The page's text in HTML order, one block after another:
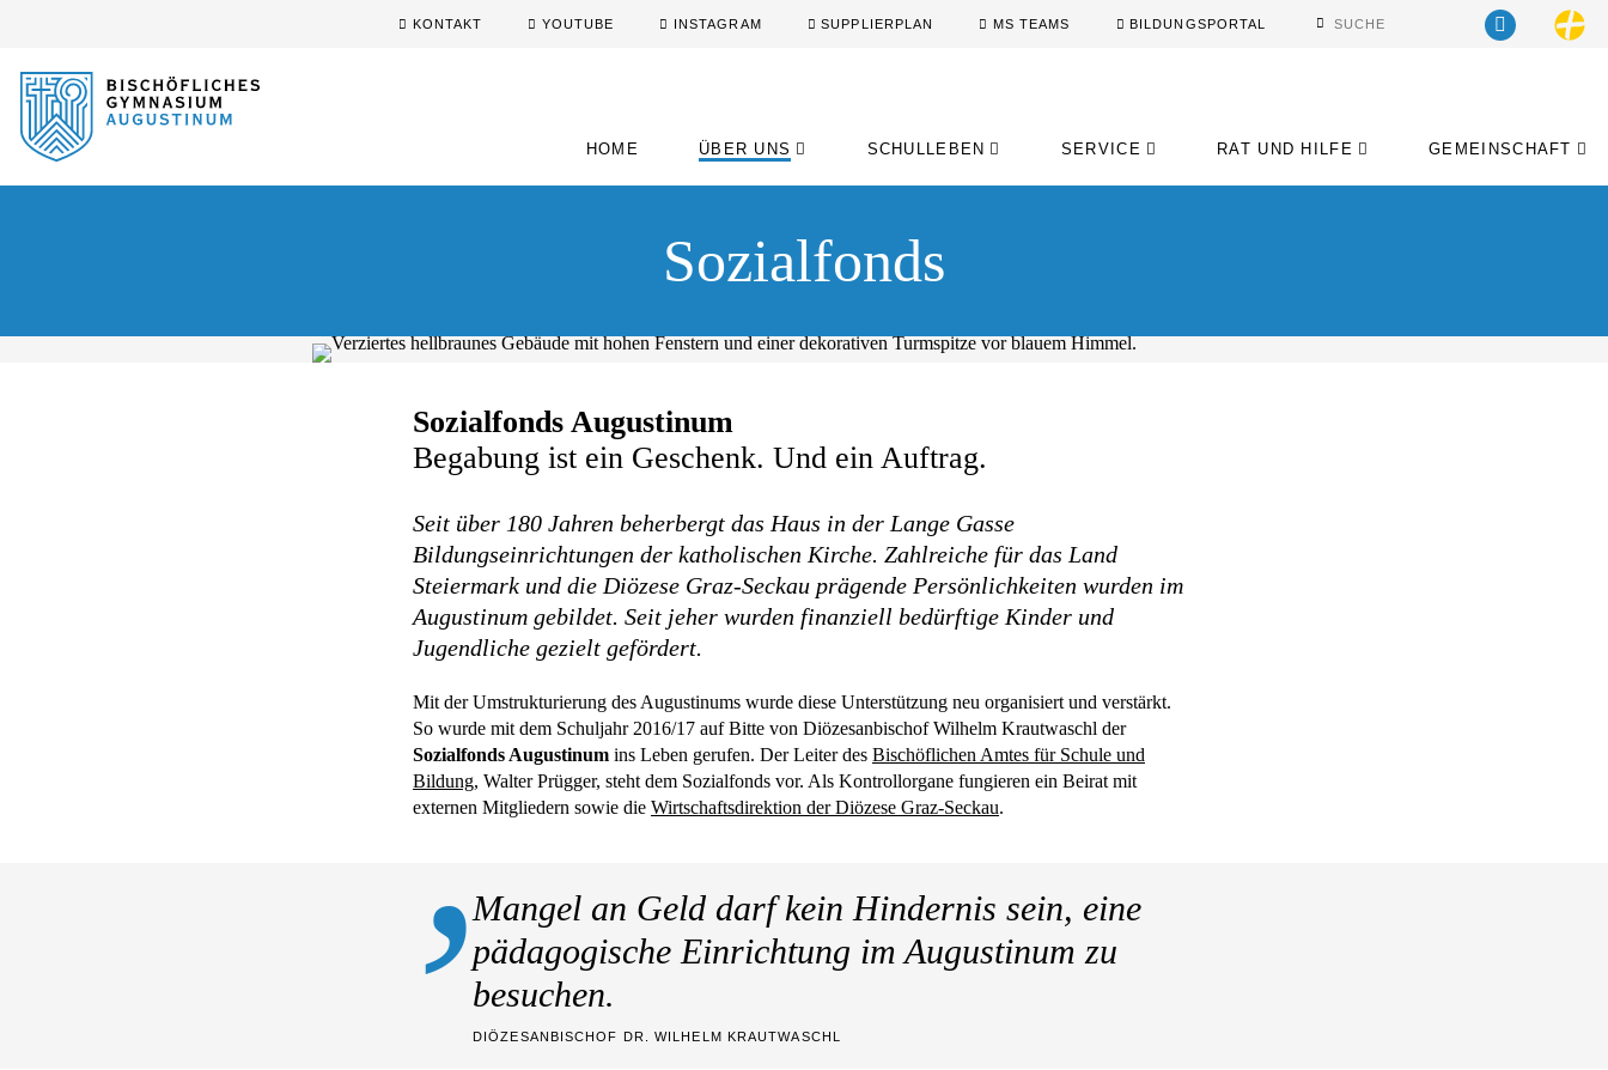
KONTAKT YOUTUBE INSTAGRAM SUPPLIERPLAN MS TEAMS BILDUNGSPORTAL
HOME ÜBER UNS SCHULLEBEN SERVICE RAT UND HILFE GEMEINSCHAFT
Sozialfonds
Sozialfonds Augustinum
Begabung ist ein Geschenk. Und ein Auftrag.
Seit über 180 Jahren beherbergt das Haus in der Lange Gasse
Bildungseinrichtungen der katholischen Kirche. Zahlreiche für das Land
Steiermark und die Diözese Graz-Seckau prägende Persönlichkeiten wurden im
Augustinum gebildet. Seit jeher wurden finanziell bedürftige Kinder und
Jugendliche gezielt gefördert.
Mit der Umstrukturierung des Augustinums wurde diese Unterstützung neu organisiert und verstärkt.
So wurde mit dem Schuljahr 2016/17 auf Bitte von Diözesanbischof Wilhelm Krautwaschl der
Sozialfonds Augustinum ins Leben gerufen. Der Leiter des Bischöflichen Amtes für Schule und
Bildung, Walter Prügger, steht dem Sozialfonds vor. Als Kontrollorgane fungieren ein Beirat mit
externen Mitgliedern sowie die Wirtschaftsdirektion der Diözese Graz-Seckau.
Mangel an Geld darf kein Hindernis sein, eine
pädagogische Einrichtung im Augustinum zu
besuchen.
DIÖZESANBISCHOF DR. WILHELM KRAUTWASCHL